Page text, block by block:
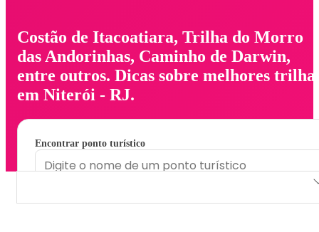
Costão de Itacoatiara, Trilha do Morro
das Andorinhas, Caminho de Darwin,
entre outros. Dicas sobre melhores
em Niterói - RJ.
Encontrar ponto turístico